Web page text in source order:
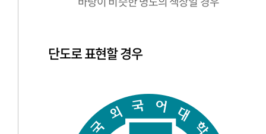
단도로 표현할 경우